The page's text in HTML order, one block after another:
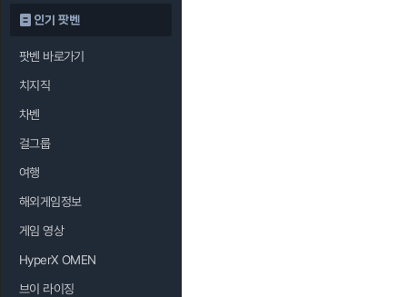
인기 팟벤
팟벤 바로가기
치지직
차벤
걸그룹
여행
해외게임정보
게임 영상
HyperX OMEN
브이 라이징